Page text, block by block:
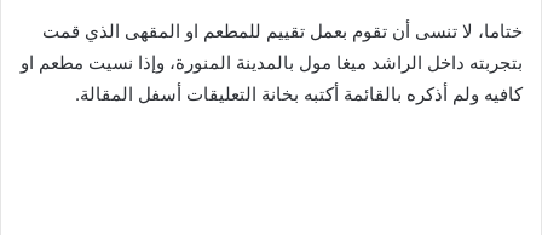
ختاما، لا تنسى أن تقوم بعمل تقييم للمطعم او المقهى الذي قمت
بتجربته داخل الراشد ميغا مول بالمدينة المنورة، وإذا نسيت مطعم او
كافيه ولم أذكره بالقائمة أكتبه بخانة التعليقات أسفل المقالة.